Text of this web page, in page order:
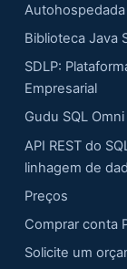
Autohospedada
Biblioteca Java
SDLP:
Empresarial
Gudu SQL
API REST do
linhagem de
Preços
Comprar conta
Solicite um